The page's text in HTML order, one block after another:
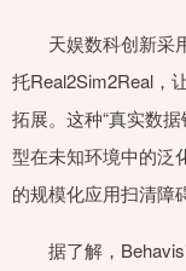
天娱数科创新采用
托Real2Sim2Real，
拓展。这种“真实数
型在未知环境中的泛
的规模化应用扫清障
据了解，